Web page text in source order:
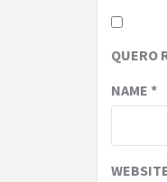
QUERO
NAME *